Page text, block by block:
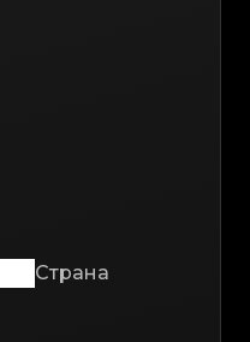
Страна